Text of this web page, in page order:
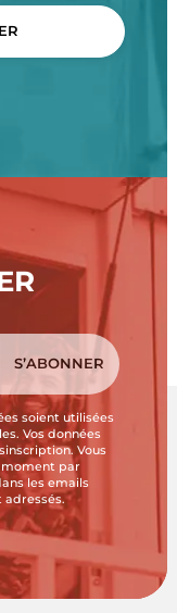
soient utilisées
Vos données
Vous
moment par
les emails
adressés.